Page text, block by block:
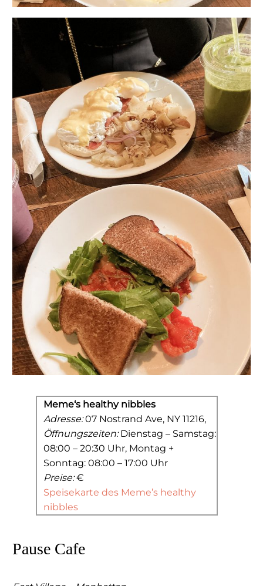
Meme‘s healthy nibbles
Adresse:07 Nostrand Ave, NY 11216,
Öffnungszeiten:Dienstag – Samstag:
08:00 – 20:30 Uhr, Montag +
Sonntag: 08:00 – 17:00 Uhr
Preise:€
Speisekarte des Meme’s healthy
nibbles
Pause Cafe